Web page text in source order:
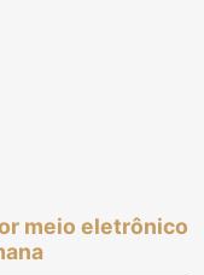
meio eletrônico